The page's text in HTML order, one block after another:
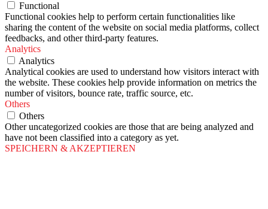
Functional
Functional cookies help to perform certain functionalities like
sharing the content of the website on social media platforms, collect
feedbacks, and other third-party features.
Analytics
Analytics
Analytical cookies are used to understand how visitors interact with
the website. These cookies help provide information on metrics the
number of visitors, bounce rate, traffic source, etc.
Others
Others
Other uncategorized cookies are those that are being analyzed and
have not been classified into a category as yet.
SPEICHERN & AKZEPTIEREN